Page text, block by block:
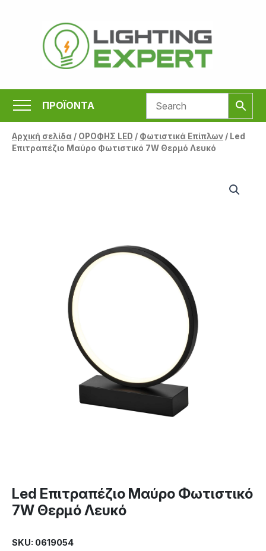
περιεχόμενο
ΠΡΟΪΟΝΤΑ
Αρχική σελίδα/ ΟΡΟΦΗΣ LED / Φωτιστικά Επίπλων/ Led
Επιτραπέζιο Μαύρο Φωτιστικό 7W Θερμό Λευκό
Led Επιτραπέζιο Μαύρο Φωτιστικό
7W Θερμό Λευκό
SKU: 0619054